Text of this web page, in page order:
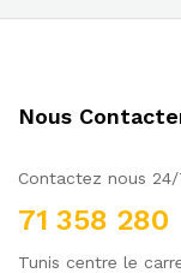
Nous
Contactez nous 24/
71 358 280
Tunis centre le